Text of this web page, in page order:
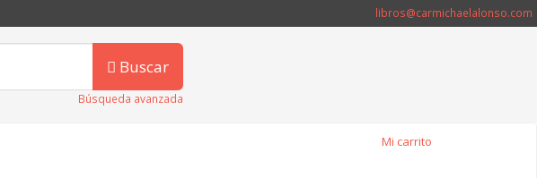
libros@carmichaelalonso.com
Buscar
Búsqueda avanzada
Mi carrito